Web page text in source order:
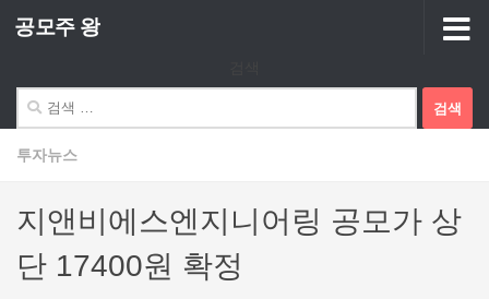
Skip to content
공모주 왕
색:
투자뉴스
지앤비에스엔지니어링 공모가 상
단 17400원 확정